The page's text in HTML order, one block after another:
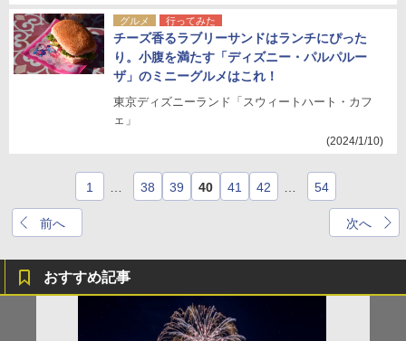
グルメ 行ってみた
チーズ香るラブリーサンドはランチにぴった
り。小腹を満たす「ディズニー・パルパルー
ザ」のミニーグルメはこれ！
東京ディズニーランド「スウィートハート・カフ
ェ」
(2024/1/10)
前へ
1 38 39 40 41 42 54
次へ
おすすめ記事